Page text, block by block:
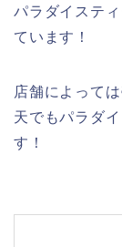
パラダイステ
ています！
店舗によって
天でもパラダ
す！